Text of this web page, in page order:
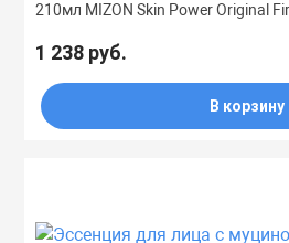
210мл MIZON Skin Power Original
1 238 руб.
В корзину